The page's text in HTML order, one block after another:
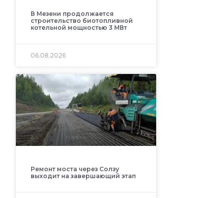
В Мезени продолжается
строительство биотопливной
котельной мощностью 3 МВт
06.08.2026
Ремонт моста через Солзу
выходит на завершающий этап